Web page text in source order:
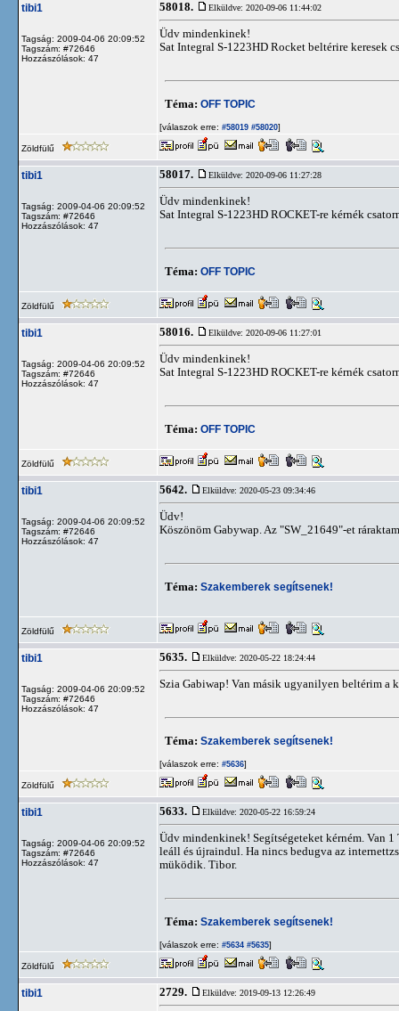
tibi1
Tagság: 2009-04-06 20:09:52
Tagszám: #72646
Hozzászólások: 47
58018. Elküldve: 2020-09-06 11:44:02
Üdv mindenkinek!
Sat Integral S-1223HD Rocket beltérire keresek
Téma: OFF TOPIC
[válaszok erre: #58019 #58020]
Zöldfülű
tibi1
Tagság: 2009-04-06 20:09:52
Tagszám: #72646
Hozzászólások: 47
58017. Elküldve: 2020-09-06 11:27:28
Üdv mindenkinek!
Sat Integral S-1223HD ROCKET-re kérnék
Téma: OFF TOPIC
Zöldfülű
tibi1
Tagság: 2009-04-06 20:09:52
Tagszám: #72646
Hozzászólások: 47
58016. Elküldve: 2020-09-06 11:27:01
Üdv mindenkinek!
Sat Integral S-1223HD ROCKET-re kérnék
Téma: OFF TOPIC
Zöldfülű
tibi1
Tagság: 2009-04-06 20:09:52
Tagszám: #72646
Hozzászólások: 47
5642. Elküldve: 2020-05-23 09:34:46
Üdv!
Köszönöm Gabywap. Az "SW_21649"-et
Téma: Szakemberek segítsenek!
Zöldfülű
tibi1
Tagság: 2009-04-06 20:09:52
Tagszám: #72646
Hozzászólások: 47
5635. Elküldve: 2020-05-22 18:24:44
Szia Gabiwap! Van másik ugyanilyen beltérim a
Téma: Szakemberek segítsenek!
[válaszok erre: #5636]
Zöldfülű
tibi1
Tagság: 2009-04-06 20:09:52
Tagszám: #72646
Hozzászólások: 47
5633. Elküldve: 2020-05-22 16:59:24
Üdv mindenkinek! Segítségeteket kérném. Van
leáll és újraindul. Ha nincs bedugva az
müködik. Tibor.
Téma: Szakemberek segítsenek!
[válaszok erre: #5634 #5635]
Zöldfülű
tibi1 2729. Elküldve: 2019-09-13 12:26:49